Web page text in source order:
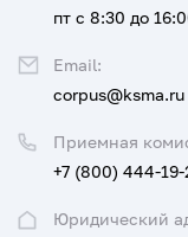
Юридический
Приемная
+7 (800) 444-19-
пт с 8:30 до
Email:
corpus@ksma.ru